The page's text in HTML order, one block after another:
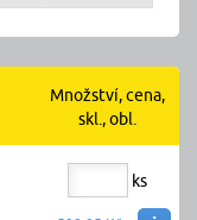
Množství, cena,
skl., obl.
ks